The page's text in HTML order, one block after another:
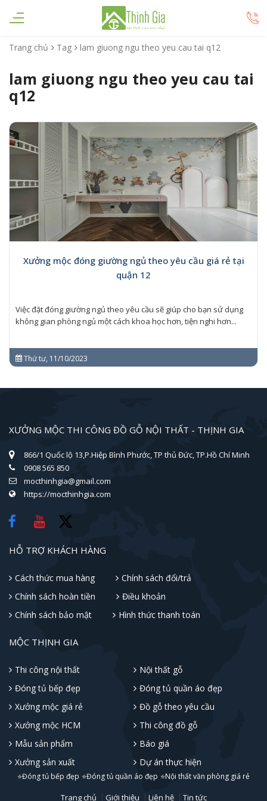
Trang chủ Tag lam giuong ngu theo yeu cau tai q12
lam giuong ngu theo yeu cau tai
q12
Xưởng mộc đóng giường ngủ theo yêu cầu giá rẻ tại
quận 12
Việc đặt đóng giường ngủ theo yêu cầu sẽ giúp cho bạn sử dụng
không gian phòng ngủ một cách khoa học hơn, tiện nghi hơn...
Thứ tư, 11/10/2023
XƯỞNG MỘC THI CÔNG ĐỒ GỖ NỘI THẤT - THỊNH GIA
866/1 Quốc lộ 13,P.Hiệp Bình Phước, TP thủ Đức, TP.Hồ Chí Minh
0908 565 850
mocthinhgia@gmail.com
https://mocthinhgia.com
HỖ TRỢ KHÁCH HÀNG
Cách thức mua hàng
Chính sách đổi/trả
Chính sách hoàn tiền
Điều khoản
Chính sách bảo mật
Hình thức thanh toán
MỘC THỊNH GIA
Thi công nội thất
Nội thất gỗ
Đóng tủ bếp đẹp
Đóng tủ quần áo đẹp
Xưởng mộc giá rẻ
Đồ gỗ theo yêu cầu
Xưởng mộc HCM
Thi công đồ gỗ
Mẫu sản phẩm
Báo giá
Xưởng sản xuất
Dự án thực hiện
⭐Đóng tủ bếp đẹp ⭐Đóng tủ quần áo đẹp ⭐Nội thất văn phòng giá rẻ
Trang chủ Giới thiệu Liên hệ Tin tức